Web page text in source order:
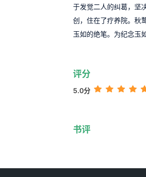
于发觉二人的纠葛，坚
创，住在了疗养院。秋
玉如的绝笔。为纪念玉
评分
5.0分
书评